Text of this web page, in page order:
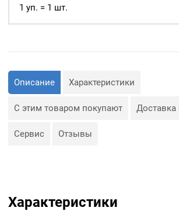
Золото,
1 уп. = 1 шт.
Описание Характеристики
С этим товаром покупают Доставка
Сервис Отзывы
Характеристики